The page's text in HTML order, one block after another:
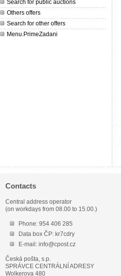
Search for public auctions
Others offers
Search for other offers
Menu.PrimeZadani
Contacts
Central address operator
(on workdays from 08.00 to 15.00.)
Phone: 954 406 285
Data box ČP: kr7cdry
E-mail: info@cpost.cz
Česká pošta, s.p.
SPRÁVCE CENTRÁLNÍ ADRESY
Wolkerova 480